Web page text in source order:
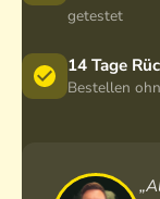
getestet
14 Tage
Bestellen